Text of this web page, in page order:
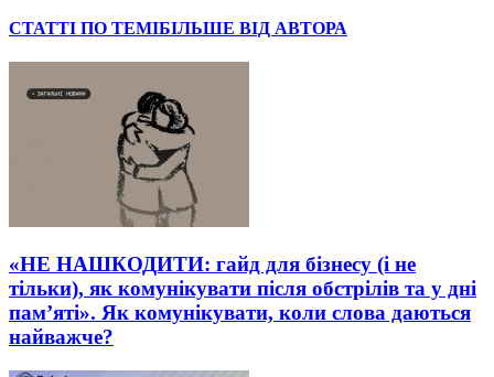
СТАТТІ ПО ТЕМІБІЛЬШЕ ВІД АВТОРА
«НЕ НАШКОДИТИ: гайд для бізнесу (і не
тільки), як комунікувати після обстрілів та у дні
пам’яті». Як комунікувати, коли слова даються
найважче?